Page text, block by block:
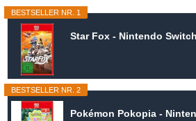
BESTSELLER NR. 1
Star Fox - Nintendo
BESTSELLER NR. 2
Pokémon Pokopia -